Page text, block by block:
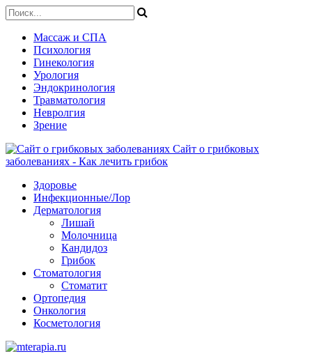
Массаж и СПА
Психология
Гинекология
Урология
Эндокринология
Травматология
Невролгия
Зрение
Сайт о грибковых
заболеваниях - Как лечить грибок
Здоровье
Инфекционные/Лор
Дерматология
Лишай
Молочница
Кандидоз
Грибок
Стоматология
Стоматит
Ортопедия
Онкология
Косметология